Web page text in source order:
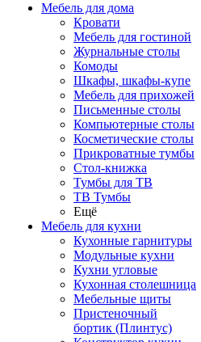
Мебель для дома
Кровати
Мебель для гостиной
Журнальные столы
Комоды
Шкафы, шкафы-купе
Мебель для прихожей
Письменные столы
Компьютерные столы
Косметические столы
Прикроватные тумбы
Стол-книжка
Тумбы для ТВ
ТВ Тумбы
Ещё
Мебель для кухни
Кухонные гарнитуры
Модульные кухни
Кухни угловые
Кухонная столешница
Мебельные щиты
Пристеночный
бортик (Плинтус)